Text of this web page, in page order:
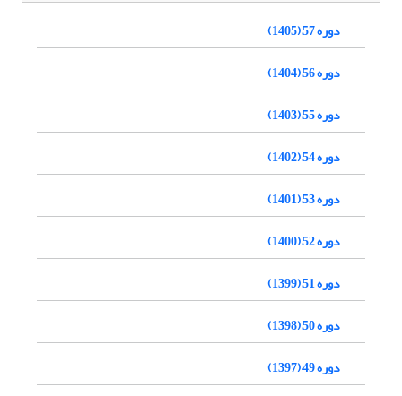
دوره 57 (1405)
دوره 56 (1404)
دوره 55 (1403)
دوره 54 (1402)
دوره 53 (1401)
دوره 52 (1400)
دوره 51 (1399)
دوره 50 (1398)
دوره 49 (1397)